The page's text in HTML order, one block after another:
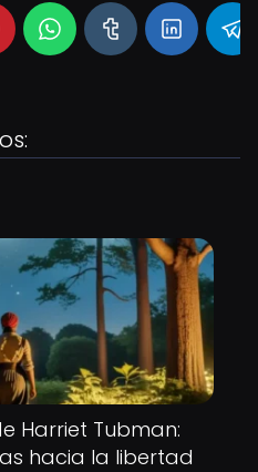
Harriet Tubman:
hacia la libertad